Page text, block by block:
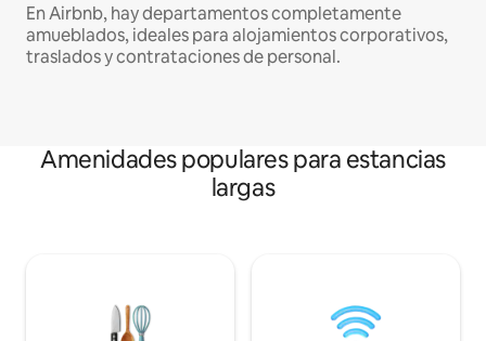
En Airbnb, hay departamentos completamente
amueblados, ideales para alojamientos corporativos,
traslados y contrataciones de personal.
Amenidades populares para estancias
largas